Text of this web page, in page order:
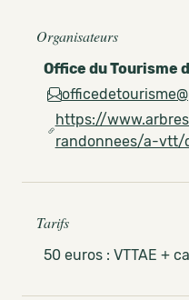
Organisateurs
Office du Tourisme
https://
randonnees/a-vtt/
Tarifs
50 euros : VTTAE +